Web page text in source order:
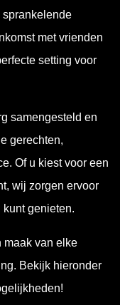
sprankelende
met vrienden
setting voor
samengesteld en
gerechten,
Of u kiest voor een
wij zorgen ervoor
genieten.
maak van elke
Bekijk hieronder